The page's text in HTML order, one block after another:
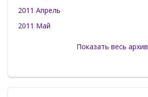
2011 Апрель
2011 Май
Показать весь архив